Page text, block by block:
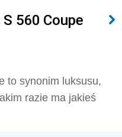
560 Coupe
to synonim luksusu,
razie ma jakieś